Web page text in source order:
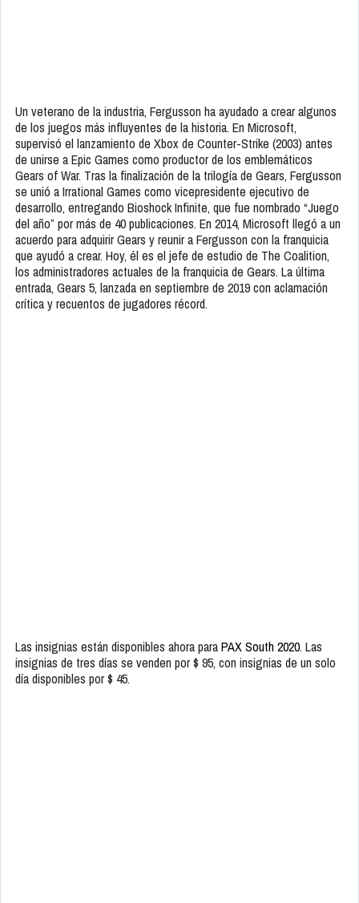
Un veterano de la industria, Fergusson ha ayudado a crear algunos
de los juegos más influyentes de la historia. En Microsoft,
supervisó el lanzamiento de Xbox de Counter-Strike (2003) antes
de unirse a Epic Games como productor de los emblemáticos
Gears of War. Tras la finalización de la trilogía de Gears, Fergusson
se unió a Irrational Games como vicepresidente ejecutivo de
desarrollo, entregando Bioshock Infinite, que fue nombrado “Juego
del año” por más de 40 publicaciones. En 2014, Microsoft llegó a un
acuerdo para adquirir Gears y reunir a Fergusson con la franquicia
que ayudó a crear. Hoy, él es el jefe de estudio de The Coalition,
los administradores actuales de la franquicia de Gears. La última
entrada, Gears 5, lanzada en septiembre de 2019 con aclamación
crítica y recuentos de jugadores récord.
Las insignias están disponibles ahora paraPAX South 2020. Las
insignias de tres días se venden por $ 95, con insignias de un solo
día disponibles por $ 45.